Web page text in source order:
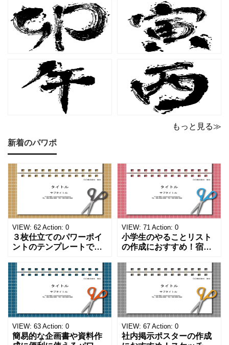
シルエットや小さな肉球
モチーフが、ビジネス文
書にさりげない
出したいときにも活躍し
ます。 猫カフェやトリミ
ングサロン
もっと見る≫
新着のパワポ
VIEW: 62 Action: 0
３枚仕立てのパワーポイ
ントのテンプレートで
ペンのワンポイントイラ
ストが描かれています。
ご案内やお知らせなど簡
単な資料を時短で作成で
きる便利なフォーマット
になります。 文房具好き
の方、掲示ポスターを作
成をされたい方におす
VIEW: 71 Action: 0
小学生のやることリスト
の作成におすすめ！宿題
事をまとめたい時のフォ
ーマットにおすすめしま
す。 ノートタイプのフォ
ーマットで文字入れをし
やすく、壁に貼ってもか
わいいデザインです。お
子さんが見てもテンショ
ンが上がるテンプレ
VIEW: 63 Action: 0
簡易的な企画書や資料作
VIEW: 67 Action: 0
社内掲示ポスターの作成